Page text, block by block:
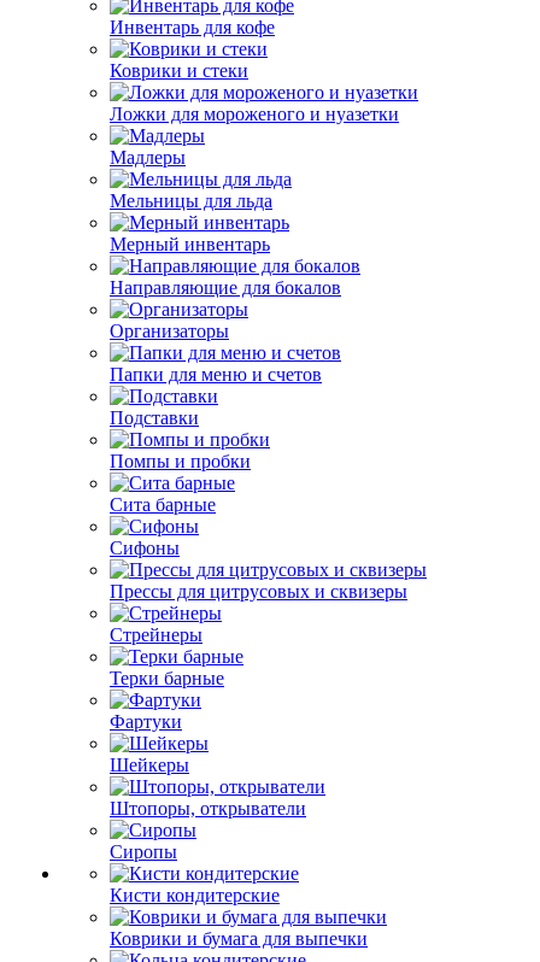
Инвентарь для кофе
Коврики и стеки
Ложки для мороженого и нуазетки
Мадлеры
Мельницы для льда
Мерный инвентарь
Направляющие для бокалов
Организаторы
Папки для меню и счетов
Подставки
Помпы и пробки
Сита барные
Сифоны
Прессы для цитрусовых и сквизеры
Стрейнеры
Терки барные
Фартуки
Шейкеры
Штопоры, открыватели
Сиропы
Кисти кондитерские
Коврики и бумага для выпечки